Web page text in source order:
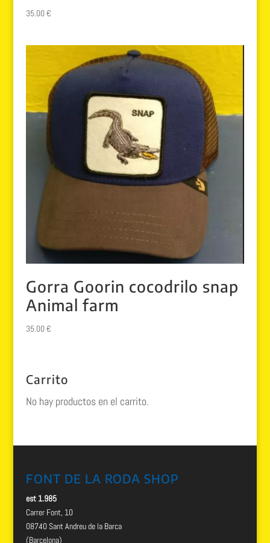
35.00€
Gorra Goorin cocodrilo snap
Animal farm
35.00€
Carrito
No hay productos en el carrito.
FONT DE LA RODA SHOP
est 1.985
Carrer Font, 10
08740 Sant Andreu de la Barca
(Barcelona)